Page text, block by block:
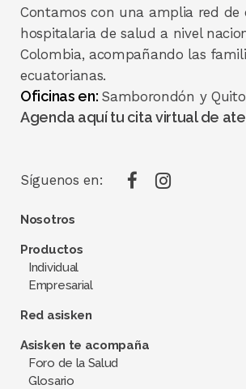
Contamos con una amplia red de
hospitalaria de salud a nivel
Colombia, acompañando las
ecuatorianas.
Oficinas en: Samborondón y
Agenda aquí tu cita virtual de
Síguenos en:
Nosotros
Productos
Individual
Empresarial
Red asisken
Asisken te acompaña
Foro de la Salud
Glosario